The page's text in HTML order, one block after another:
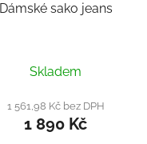
Dámské sako jeans
Skladem
1 561,98 Kč bez DPH
1 890 Kč